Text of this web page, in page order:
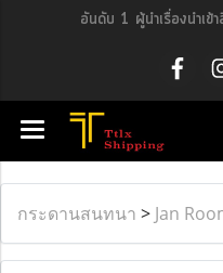
อันดับ 1 ผู้นำเรื่องนำเข้
กระดานสนทนา > Jan